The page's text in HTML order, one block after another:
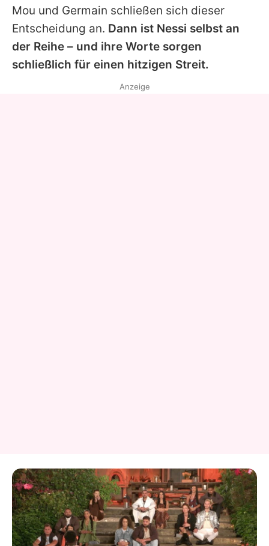
Mou und Germain schließen sich dieser
Entscheidung an. Dann ist Nessi selbst an
der Reihe – und ihre Worte sorgen
schließlich für einen hitzigen Streit.
Anzeige